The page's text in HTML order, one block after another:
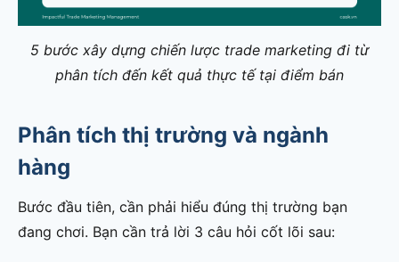
5 bước xây dựng chiến lược trade marketing đi từ
phân tích đến kết quả thực tế tại điểm bán
Phân tích thị trường và ngành
hàng
Bước đầu tiên, cần phải hiểu đúng thị trường bạn
đang chơi. Bạn cần trả lời 3 câu hỏi cốt lõi sau: